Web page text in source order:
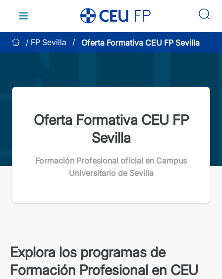
contenido
FP Sevilla
Oferta Formativa CEU FP Sevilla
Oferta Formativa CEU FP
Sevilla
Formación Profesional oficial en Campus
Universitario de Sevilla
Explora los programas de
Formación Profesional en CEU